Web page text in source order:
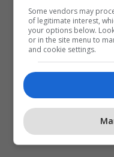
Some vendors may
of legitimate interest,
your options below.
or in the site menu to
and cookie settings.